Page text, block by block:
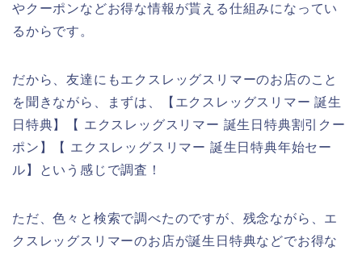
やクーポンなどお得な情報が貰える仕組みになってい
るからです。
だから、友達にもエクスレッグスリマーのお店のこと
を聞きながら、まずは、【エクスレッグスリマー 誕生
日特典】【 エクスレッグスリマー 誕生日特典割引クー
ポン】【 エクスレッグスリマー 誕生日特典年始セー
ル】という感じで調査！
ただ、色々と検索で調べたのですが、残念ながら、エ
クスレッグスリマーのお店が誕生日特典などでお得な